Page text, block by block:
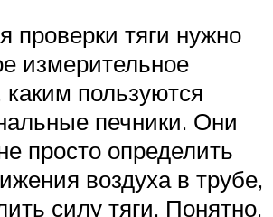
проверки тяги нужно
измерительное
каким пользуются
печники. Они
просто определить
воздуха в трубе,
силу тяги. Понятно,